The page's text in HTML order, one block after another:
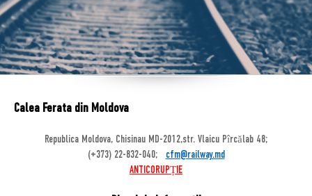
Calea Ferata din Moldova
Republica Moldova, Chisinau MD-2012,str. Vlaicu Pîrcălab 48;
(+373) 22-832-040;
cfm@railway.md
ANTICORUPȚIE